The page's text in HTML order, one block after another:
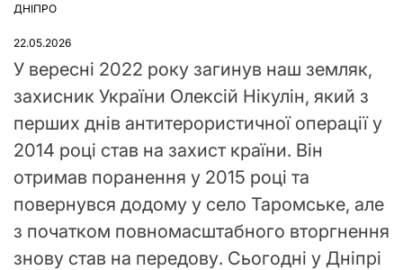
ОПУБЛІКУВАТИ
ДНІПРО
22.05.2026
У вересні 2022 року загинув наш земляк,
захисник України Олексій Нікулін, який з
перших днів антитерористичної операції у
2014 році став на захист країни. Він
отримав поранення у 2015 році та
повернувся додому у село Таромське, але
з початком повномасштабного вторгнення
знову став на передову. Сьогодні у Дніпрі